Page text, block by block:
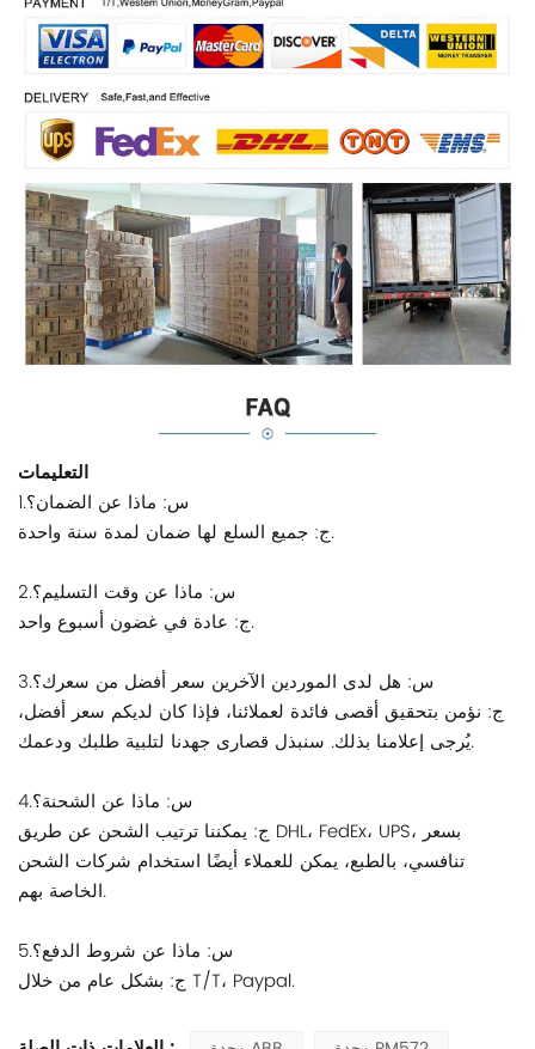
التعليمات
1.س: ماذا عن الضمان؟
ج: جميع السلع لها ضمان لمدة سنة واحدة.
2.س: ماذا عن وقت التسليم؟
ج: عادة في غضون أسبوع واحد.
3.س: هل لدى الموردين الآخرين سعر أفضل من سعرك؟
ج: نؤمن بتحقيق أقصى فائدة لعملائنا، فإذا كان لديكم سعر أفضل،
يُرجى إعلامنا بذلك. سنبذل قصارى جهدنا لتلبية طلبك ودعمك.
4.س: ماذا عن الشحنة؟
ج: يمكننا ترتيب الشحن عن طريق DHL، FedEx، UPS، بسعر
تنافسي، بالطبع، يمكن للعملاء أيضًا استخدام شركات الشحن
الخاصة بهم.
5.س: ماذا عن شروط الدفع؟
ج: بشكل عام من خلال T/T، Paypal.